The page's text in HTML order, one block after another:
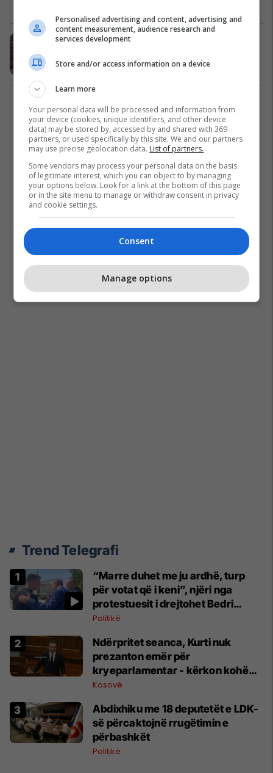
Tetë shprehi të mëngjesit që po e
Shëndeti 20/09/2023
1
Trend Telegrafi
“Marre duhet me ju ardhë, turp
për votat që i keni”, njëri nga
protestuesit i drejtohet Bedri
Hamzës
Politikë
Ndërpritet seanca, Kurti nuk
prezanton emër për
kryeparlamentar - kërkon kohë
shtesë për marrëveshje politike
Kosovë
Abdixhiku me 18 deputetët e LDK-
së përcaktojnë rrugëtimin e
përbashkët
Politikë
Personalised advertising and content, advertising and
content measurement, audience research and
services development
Store and/or access information on a device
Learn more
Your personal data will be processed and information from
your device (cookies, unique identifiers, and other device
data) may be stored by, accessed by and shared with 369
partners, or used specifically by this site. We and our partners
may use precise geolocation data. List of partners.
Some vendors may process your personal data on the basis
of legitimate interest, which you can object to by managing
your options below. Look for a link at the bottom of this page
or in the site menu to manage or withdraw consent in privacy
and cookie settings.
Consent
Manage options